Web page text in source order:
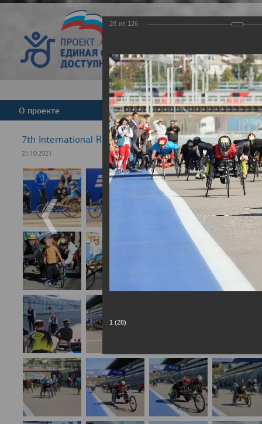
Версия для
О проекте Команда Новости
7th International Rezept-Sport Wheelchair Half
21.10.2021
28 из 126
1 (28)